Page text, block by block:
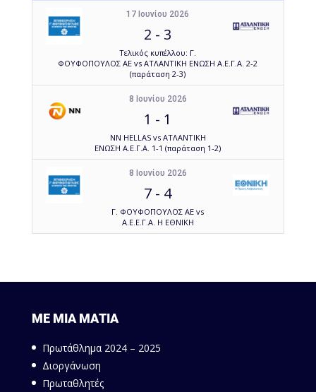
17 Ιουνίου 2026
2 - 3
Τελικός κυπέλλου: Γ.
ΦΟΥΦΟΠΟΥΛΟΣ ΑΕ vs ΑΤΛΑΝΤΙΚΗ ΕΝΩΣΗ Α.Ε.Γ.Α. 2-2
(παράταση 2-3)
8 Ιουνίου 2026
1 - 1
NN HELLAS vs ΑΤΛΑΝΤΙΚΗ
ΕΝΩΣΗ Α.Ε.Γ.Α. 1-1 (παράταση 1-2)
8 Ιουνίου 2026
7 - 4
Γ. ΦΟΥΦΟΠΟΥΛΟΣ ΑΕ vs
Α.Ε.Ε.Γ.Α. Η ΕΘΝΙΚΗ
ΜΕ ΜΙΑ ΜΑΤΙΑ
Πρωτάθλημα 2024 – 2025
Διοργάνωση
Πρωταθλητές